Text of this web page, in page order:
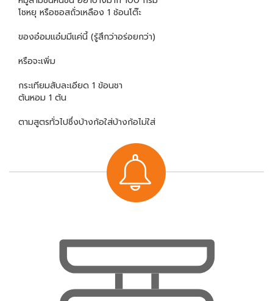
โชหยุ หรือซอสถั่วเหลือง 1 ช้อนโต๊ะ
ของอ๋อมแอ๋มมีแค่นี้ (รู้สึกว่าอร่อยกว่า)
หรือจะเพิ่ม
กระเทียมสับละเอียด 1 ข้อนชา
ต้นหอม 1 ต้น
ตามสูตรทั่วไปซึ่งบ้างก้อใส่บ้างก้อไม่ใส่